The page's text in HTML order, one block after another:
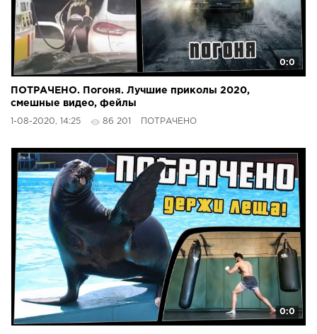
0:0
ПОТРАЧЕНО. Погоня. Лучшие приколы 2020,
смешные видео, фейлы
1-08-2020, 14:25 86 201 ПОТРАЧЕНО
0:0